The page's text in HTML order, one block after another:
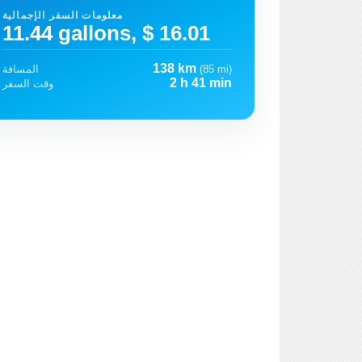
معلومات السفر الإجمالية
11.44 gallons, $ 16.01
المسافة 138 km (85 mi)
وقت السفر
2 h 41 min